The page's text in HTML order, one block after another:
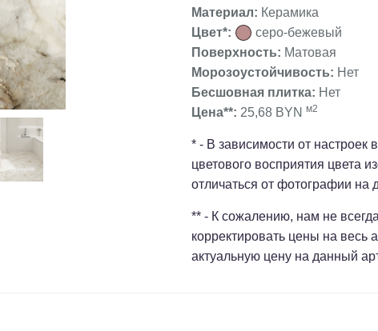
Материал: Керамика
Цвет*:
серо-бежевый
Поверхность: Матовая
Морозоустойчивость: Нет
Бесшовная плитка: Нет
Цена**: 25,68 BYN м2
* - В зависимости от настроек
цветового восприятия цвета
отличаться от фотографии на
** - К сожалению, нам не
корректировать цены на весь
актуальную цену на данный